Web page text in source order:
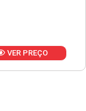
VER PREÇO